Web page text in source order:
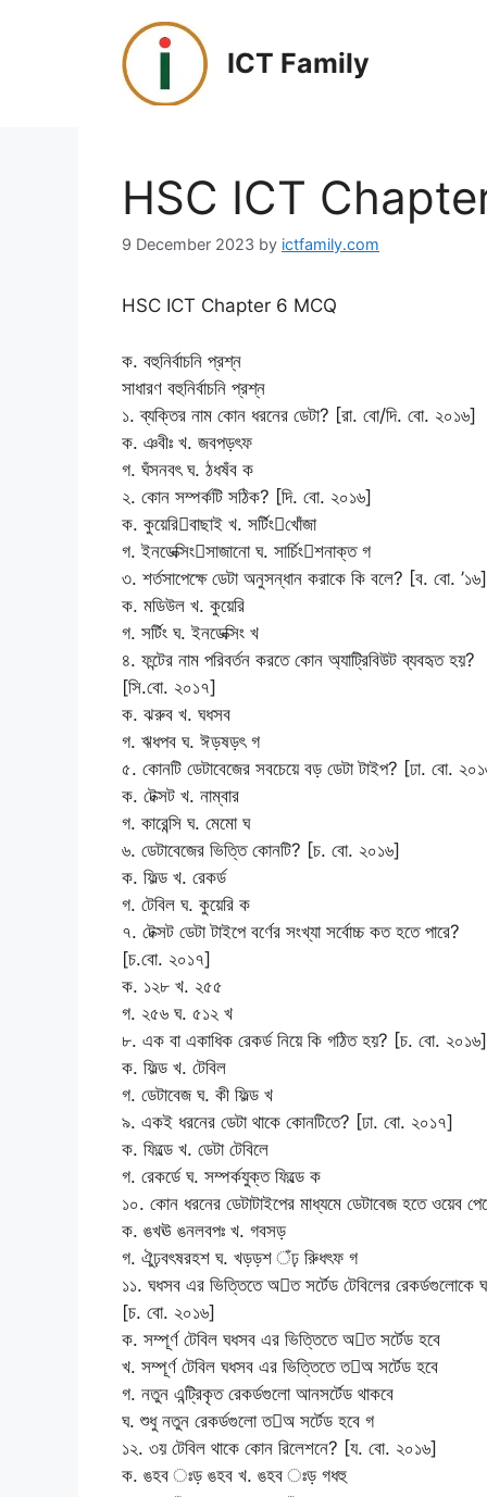
ICT Family
HSC ICT
9 December 2023 by ictfamily.com
HSC ICT Chapter 6 MCQ
ক. বহুনির্বাচনি প্রশ্ন
সাধারণ বহুনির্বাচনি প্রশ্ন
১. ব্যক্তির নাম কোন ধরনের ডেটা? [রা. বো/দি. বো. ২০১৬]
ক. ঞবীঃ খ. জবপড়ৎফ
গ. ঘঁসনবৎ ঘ. ঠধষঁব ক
২. কোন সম্পর্কটি সঠিক? [দি. বো. ২০১৬]
ক. কুয়েরিবাছাই খ. সর্টিংখোঁজা
গ. ইনডেক্সিংসাজানো ঘ. সার্চিংশনাক্ত গ
৩. শর্তসাপেক্ষে ডেটা অনুসন্ধান করাকে কি বলে? [ব. বো. ’১৬]
ক. মডিউল খ. কুয়েরি
গ. সর্টিং ঘ. ইনডেক্সিং খ
৪. ফন্টের নাম পরিবর্তন করতে কোন অ্যাট্রিবিউট ব্যবহৃত হয়?
[সি.বো. ২০১৭]
ক. ঝরুব খ. ঘধসব
গ. ঋধপব ঘ. ঈড়ষড়ৎ গ
৫. কোনটি ডেটাবেজের সবচেয়ে বড় ডেটা টাইপ? [ঢা. বো.
ক. টেক্সট খ. নাম্বার
গ. কারেন্সি ঘ. মেমো ঘ
৬. ডেটাবেজের ভিত্তি কোনটি? [চ. বো. ২০১৬]
ক. ফিল্ড খ. রেকর্ড
গ. টেবিল ঘ. কুয়েরি ক
৭. টেক্সট ডেটা টাইপে বর্ণের সংখ্যা সর্বোচ্চ কত হতে পারে?
[চ.বো. ২০১৭]
ক. ১২৮ খ. ২৫৫
গ. ২৫৬ ঘ. ৫১২ খ
৮. এক বা একাধিক রেকর্ড নিয়ে কি গঠিত হয়? [চ. বো. ২০১৬]
ক. ফিল্ড খ. টেবিল
গ. ডেটাবেজ ঘ. কী ফিল্ড খ
৯. একই ধরনের ডেটা থাকে কোনটিতে? [ঢা. বো. ২০১৭]
ক. ফিল্ডে খ. ডেটা টেবিলে
গ. রেকর্ডে ঘ. সম্পর্কযুক্ত ফিল্ডে ক
১০. কোন ধরনের ডেটাটাইপের মাধ্যমে ডেটাবেজ হতে ওয়েব
ক. ঙখঊ ঙনলবপঃ খ. গবসড়
গ. ঐুঢ়বৎষরহশ ঘ. খড়ড়শ ঁঢ় রিুধৎফ গ
১১. ঘধসব এর ভিত্তিতে অত সর্টেড টেবিলের রেকর্ডগুলোকে
[চ. বো. ২০১৬]
ক. সম্পূর্ণ টেবিল ঘধসব এর ভিত্তিতে অত সর্টেড হবে
খ. সম্পূর্ণ টেবিল ঘধসব এর ভিত্তিতে তঅ সর্টেড হবে
গ. নতুন এন্ট্রিকৃত রেকর্ডগুলো আনসর্টেড থাকবে
ঘ. শুধু নতুন রেকর্ডগুলো তঅ সর্টেড হবে গ
১২. ৩য় টেবিল থাকে কোন রিলেশনে? [য. বো. ২০১৬]
ক. ঙহব ঃড় ঙহব খ. ঙহব ঃড় গধহু